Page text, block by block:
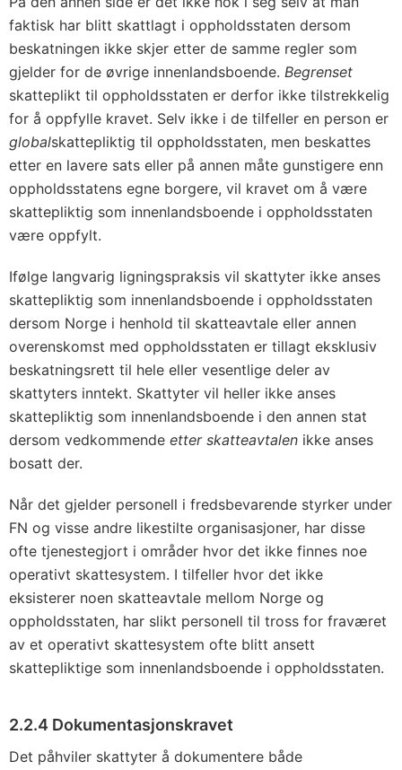
faktisk har blitt skattlagt i oppholdsstaten dersom
beskatningen ikke skjer etter de samme regler som
gjelder for de øvrige innenlandsboende. Begrenset
skatteplikt til oppholdsstaten er derfor ikke tilstrekkelig
for å oppfylle kravet. Selv ikke i de tilfeller en person er
globalskattepliktig til oppholdsstaten, men beskattes
etter en lavere sats eller på annen måte gunstigere enn
oppholdsstatens egne borgere, vil kravet om å være
skattepliktig som innenlandsboende i oppholdsstaten
være oppfylt.
Ifølge langvarig ligningspraksis vil skattyter ikke anses
skattepliktig som innenlandsboende i oppholdsstaten
dersom Norge i henhold til skatteavtale eller annen
overenskomst med oppholdsstaten er tillagt eksklusiv
beskatningsrett til hele eller vesentlige deler av
skattyters inntekt. Skattyter vil heller ikke anses
skattepliktig som innenlandsboende i den annen stat
dersom vedkommende etter skatteavtalen ikke anses
bosatt der.
Når det gjelder personell i fredsbevarende styrker under
FN og visse andre likestilte organisasjoner, har disse
ofte tjenestegjort i områder hvor det ikke finnes noe
operativt skattesystem. I tilfeller hvor det ikke
eksisterer noen skatteavtale mellom Norge og
oppholdsstaten, har slikt personell til tross for fraværet
av et operativt skattesystem ofte blitt ansett
skattepliktige som innenlandsboende i oppholdsstaten.
2.2.4 Dokumentasjonskravet
Det påhviler skattyter å dokumentere både